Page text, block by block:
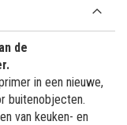
de
in een nieuwe,
buitenobjecten.
van keuken- en